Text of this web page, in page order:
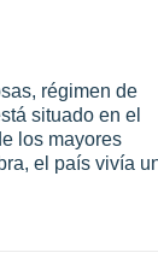
régimen de
situado en el
los mayores
el país vivía